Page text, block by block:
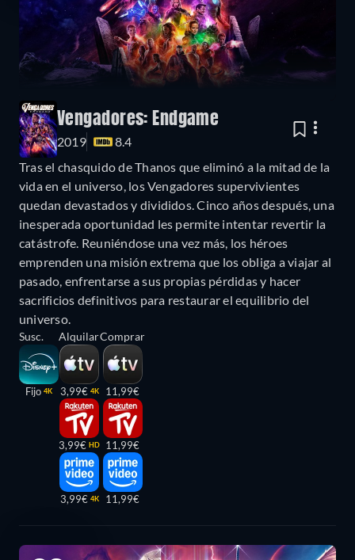
Vengadores: Endgame
2019
8.4
Tras el chasquido de Thanos que eliminó a la mitad de la
vida en el universo, los Vengadores supervivientes
quedan devastados y divididos. Cinco años después, una
inesperada oportunidad les permite intentar revertir la
catástrofe. Reuniéndose una vez más, los héroes
emprenden una misión extrema que los obliga a viajar al
pasado, enfrentarse a sus propias pérdidas y hacer
sacrificios definitivos para restaurar el equilibrio del
universo.
Susc.
Fijo 4K
Alquilar
3,99€ 4K
3,99€ HD
3,99€ 4K
Comprar
11,99€
11,99€
11,99€